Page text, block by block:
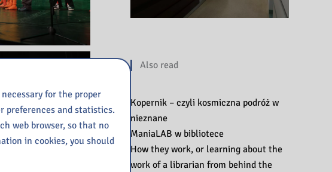
Also read
Kopernik – czyli kosmiczna podróż w
nieznane
ManiaLAB w bibliotece
How they work, or learning about the
work of a librarian from behind the
for the proper
preferences and statistics.
web browser, so that no
in cookies, you should